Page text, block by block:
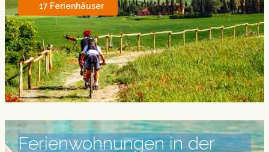
17 Ferienhäuser
Ferienwohnungenin der